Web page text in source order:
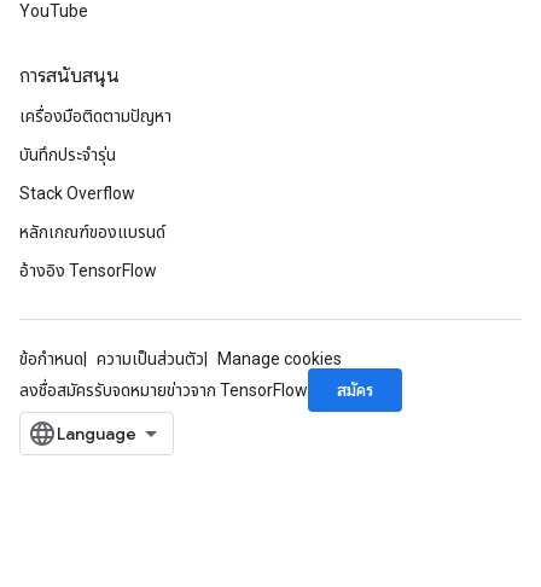
YouTube
การสนับสนุน
เครื่องมือติดตามปัญหา
บันทึกประจำรุ่น
Stack Overflow
หลักเกณฑ์ของแบรนด์
อ้างอิง TensorFlow
ข้อกำหนด ความเป็นส่วนตัว
Manage cookies
ลงชื่อสมัครรับจดหมายข่าวจาก TensorFlow
สมัคร